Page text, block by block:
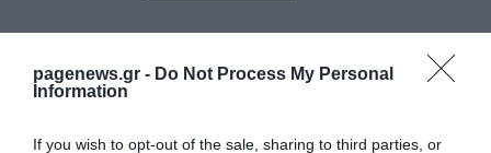
pagenews.gr - Do Not Process My Personal
Information
If you wish to opt-out of the sale, sharing to third parties, or
Διαβάστε όλες τις τελευταίεςΕιδήσειςαπό την